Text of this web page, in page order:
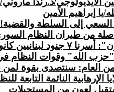
يا إبراهيم الأمين
السعي إلى السلطة
من طيران النظام
كانوا يشاركون بالقتال!
العام: سنتصدى بقوة لمن
الإرهابية النائمة التابعة
لعون من المستحيلات